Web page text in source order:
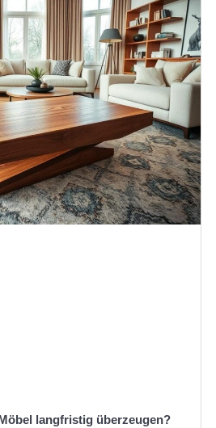
langfristig überzeugen?